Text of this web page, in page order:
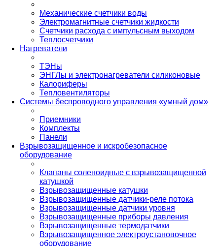
Механические счетчики воды
Электромагнитные счетчики жидкости
Счетчики расхода с импульсным выходом
Теплосчетчики
Нагреватели
ТЭНы
ЭНГЛы и электронагреватели силиконовые
Калориферы
Тепловентиляторы
Системы беспроводного управления «умный дом»
Приемники
Комплекты
Панели
Взрывозащищенное и искробезопасное
оборудование
Клапаны соленоидные с взрывозащищенной
катушкой
Взрывозащищенные катушки
Взрывозащищенные датчики-реле потока
Взрывозащищенные датчики уровня
Взрывозащищенные приборы давления
Взрывозащищенные термодатчики
Взрывозащищенное электроустановочное
оборудование